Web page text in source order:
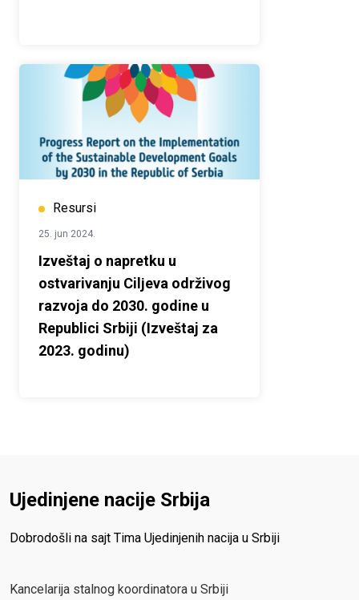
Resursi
25. jun 2024.
Izveštaj o napretku u
ostvarivanju Cilјeva održivog
razvoja do 2030. godine u
Republici Srbiji (Izveštaj za
2023. godinu)
Ujedinjene nacije Srbija
Dobrodošli na sajt Tima Ujedinjenih nacija u Srbiji
Kancelarija stalnog koordinatora u Srbiji